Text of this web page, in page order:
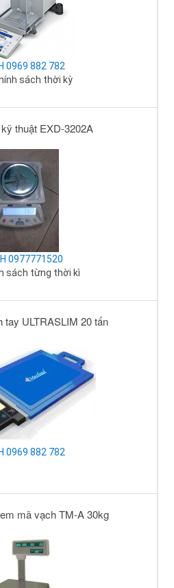
0969 882 782
sách thời kỳ
thuật EXD-3202A
0977771520
sách từng thời kì
tay ULTRASLIM 20 tấn
0969 882 782
mã vạch TM-A 30kg